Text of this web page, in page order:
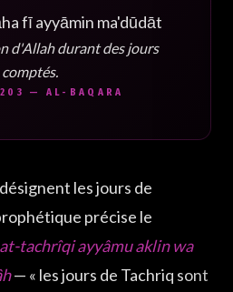
fī ayyāmin ma'dūdāt
d'Allah durant des jours
comptés.
— AL-BAQARA
les jours de
précise le
tachrîqi ayyâmu aklin wa
— « les jours de Tachriq sont